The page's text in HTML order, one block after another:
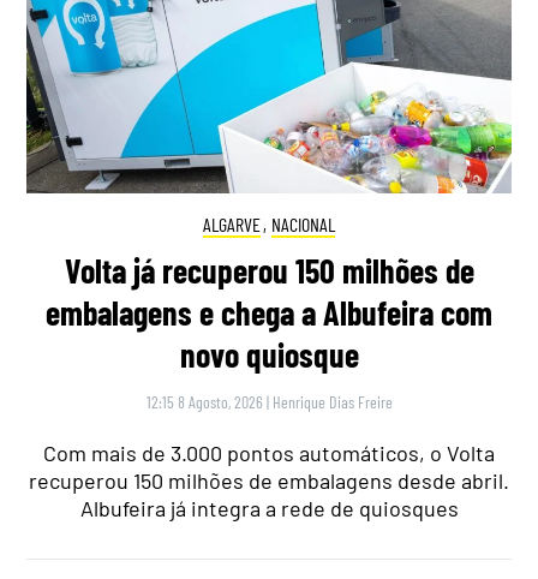
ALGARVE, NACIONAL
Volta já recuperou 150 milhões de
embalagens e chega a Albufeira com
novo quiosque
12:15 8 Agosto, 2026 | Henrique Dias Freire
Com mais de 3.000 pontos automáticos, o Volta
recuperou 150 milhões de embalagens desde abril.
Albufeira já integra a rede de quiosques